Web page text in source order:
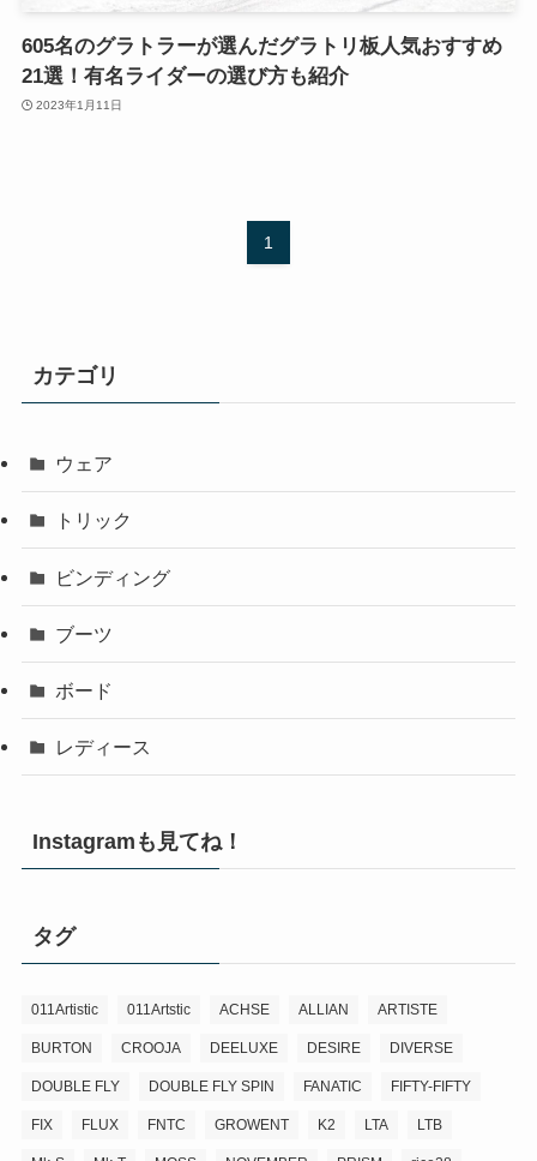
605名のグラトラーが選んだグラトリ板人気おすすめ
21選！有名ライダーの選び方も紹介
2023年1月11日
1
カテゴリ
ウェア
トリック
ビンディング
ブーツ
ボード
レディース
Instagramも見てね！
タグ
011Artistic 011Artstic ACHSE ALLIAN ARTISTE
BURTON CROOJA DEELUXE DESIRE DIVERSE
DOUBLE FLY DOUBLE FLY SPIN FANATIC FIFTY-FIFTY
FIX FLUX FNTC GROWENT K2 LTA LTB